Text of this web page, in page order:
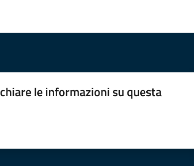
le informazioni su questa